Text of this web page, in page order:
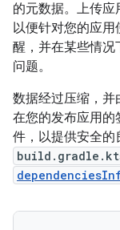
的元数据。上传应
以便针对您的应用
醒，并在某些情
问题。
数据经过压缩，并
在您的发布应用的
件，以提供安全的